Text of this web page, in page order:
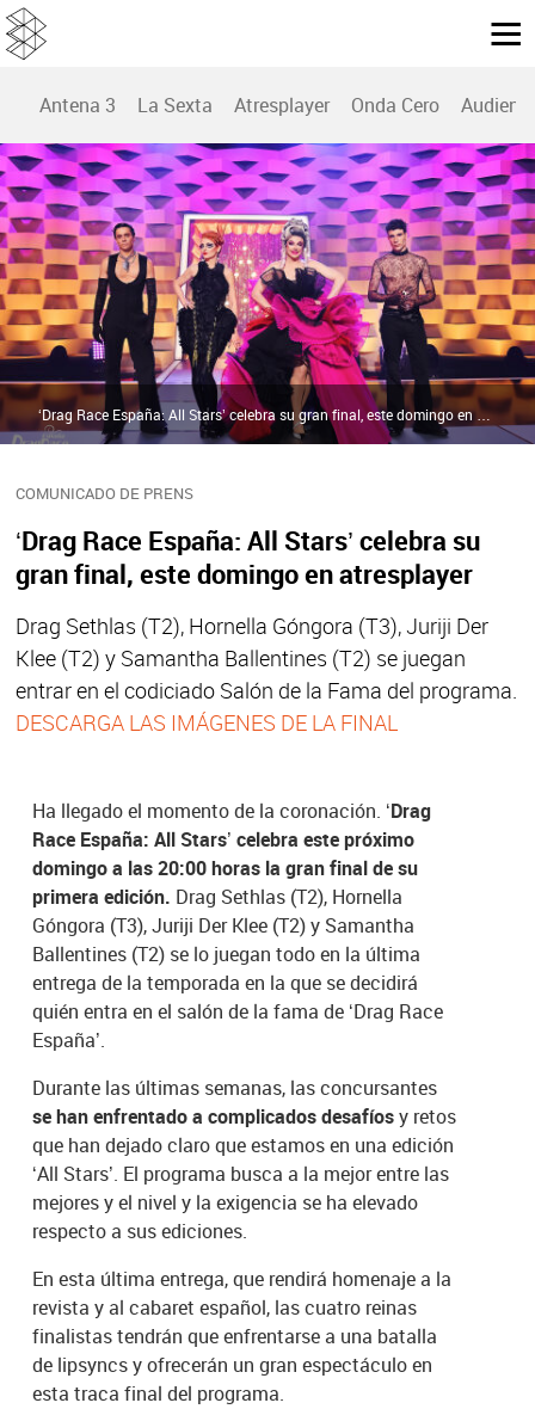
Antena 3 La Sexta Atresplayer Onda Cero
COMUNICADO DE PRENS
‘Drag Race España: All Stars’ celebra su
gran final, este domingo en atresplayer
Drag Sethlas (T2), Hornella Góngora (T3), Juriji Der
Klee (T2) y Samantha Ballentines (T2) se juegan
entrar en el codiciado Salón de la Fama del programa.
DESCARGA LAS IMÁGENES DE LA FINAL
‘Drag Race España: All Stars’ celebra su gran final, este domingo en atresplayer | Atresmedia
Ha llegado el momento de la coronación. ‘Drag
Race España: All Stars’ celebra este próximo
domingo a las 20:00 horas la gran final de su
primera edición. Drag Sethlas (T2), Hornella
Góngora (T3), Juriji Der Klee (T2) y Samantha
Ballentines (T2) se lo juegan todo en la última
entrega de la temporada en la que se decidirá
quién entra en el salón de la fama de ‘Drag Race
España’.
Durante las últimas semanas, las concursantes
se han enfrentado a complicados desafíosy retos
que han dejado claro que estamos en una edición
‘All Stars’. El programa busca a la mejor entre las
mejores y el nivel y la exigencia se ha elevado
respecto a sus ediciones.
En esta última entrega, que rendirá homenaje a la
revista y al cabaret español, las cuatro reinas
finalistas tendrán que enfrentarse a una batalla
de lipsyncs y ofrecerán un gran espectáculo en
esta traca final del programa.